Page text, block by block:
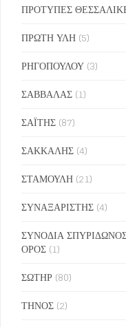
ΠΡΟΤΥΠΕΣ
ΠΡΩΤΗ ΥΛΗ (5)
ΡΗΓΟΠΟΥΛΟΥ (3)
ΣΑΒΒΑΛΑΣ (1)
ΣΑΪΤΗΣ (87)
ΣΑΚΚΑΛΗΣ (4)
ΣΤΑΜΟΥΛΗ (21)
ΣΥΝΑΞΑΡΙΣΤΗΣ (4)
ΣΥΝΟΔΙΑ
ΟΡΟΣ (1)
ΣΩΤΗΡ (80)
ΤΗΝΟΣ (2)